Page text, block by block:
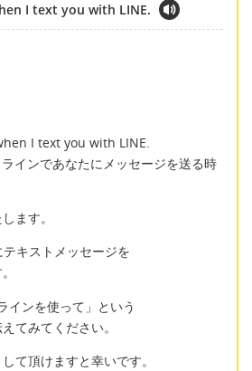
I text you with LINE.
I text you with LINE.
インであなたにメッセージを送る時
ます。
キストメッセージを
インを使って」という
てみてください。
て頂けますと幸いです。